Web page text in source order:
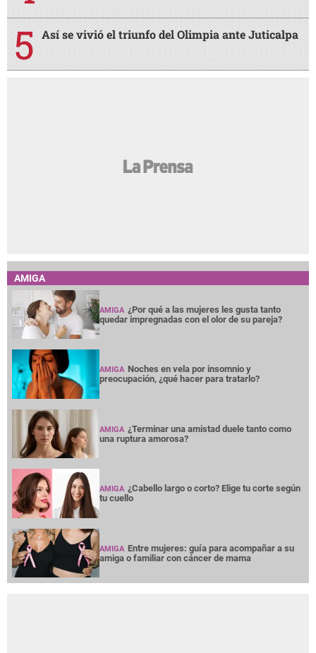
Así se vivió el triunfo del Olimpia ante Juticalpa
AMIGA
AMIGA ¿Por qué a las mujeres les gusta tanto
quedar impregnadas con el olor de su pareja?
AMIGA Noches en vela por insomnio y
preocupación, ¿qué hacer para tratarlo?
AMIGA ¿Terminar una amistad duele tanto como
una ruptura amorosa?
AMIGA ¿Cabello largo o corto? Elige tu corte según
tu cuello
AMIGA Entre mujeres: guía para acompañar a su
amiga o familiar con cáncer de mama